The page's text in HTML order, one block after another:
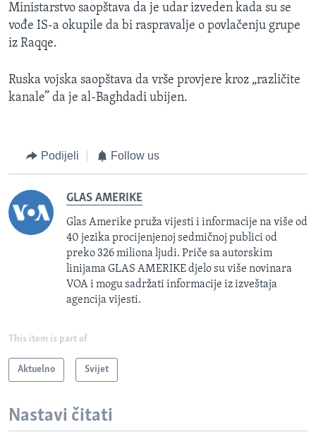
Ministarstvo saopštava da je udar izveden kada su se
vođe IS-a okupile da bi raspravalje o povlačenju grupe
iz Raqqe.
Ruska vojska saopštava da vrše provjere kroz „različite
kanale” da je al-Baghdadi ubijen.
Podijeli Follow us
GLAS AMERIKE
Glas Amerike pruža vijesti i informacije na više od
40 jezika procijenjenoj sedmičnoj publici od
preko 326 miliona ljudi. Priče sa autorskim
linijama GLAS AMERIKE djelo su više novinara
VOA i mogu sadržati informacije iz izveštaja
agencija vijesti.
This item is part of
Aktuelno Svijet
Nastavi čitati